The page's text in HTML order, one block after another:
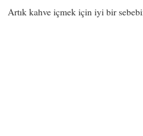
Artık kahve içmek için iyi bir